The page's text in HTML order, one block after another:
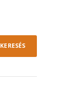
KERESÉS